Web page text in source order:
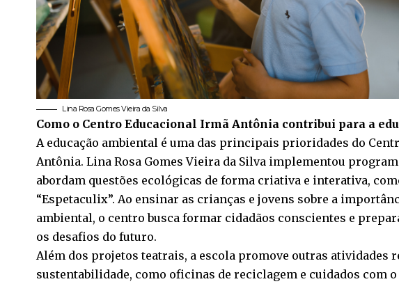
Lina Rosa Gomes Vieira da Silva
Como o Centro Educacional Irmã Antônia contribui para a
A educação ambiental é uma das principais prioridades do
Antônia. Lina Rosa Gomes Vieira da Silva implementou
abordam questões ecológicas de forma criativa e interativa,
“Espetaculix”. Ao ensinar as crianças e jovens sobre a
ambiental, o centro busca formar cidadãos conscientes e
os desafios do futuro.
Além dos projetos teatrais, a escola promove outras atividades
sustentabilidade, como oficinas de reciclagem e cuidados com